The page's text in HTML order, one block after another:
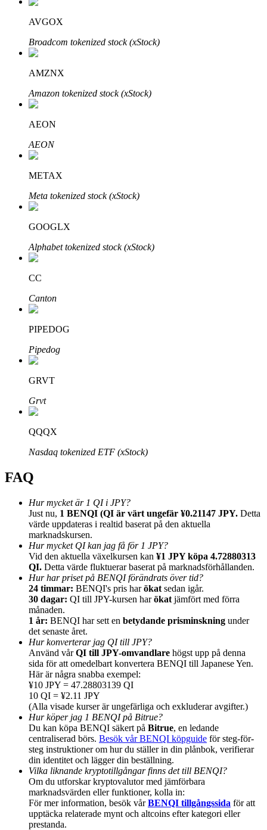
Auto Invest
Ta långsiktig vinst och flexibla intressen
Lär dig Staking
Bitrue Affiliates
Upp till 65% provision!
Hänvisning
Bjud in en vän för att få kontantbelöningar
BTC Welcome Rewards
BTC Welcome Rewards
Deposit & Trade BTC to Share 25000 USDT prize pool!
AVGOX
Broadcom tokenized stock (xStock)
AMZNX
Amazon tokenized stock (xStock)
AEON
AEON
METAX
Meta tokenized stock (xStock)
GOOGLX
Alphabet tokenized stock (xStock)
CC
Canton
PIPEDOG
Pipedog
GRVT
Grvt
QQQX
Nasdaq tokenized ETF (xStock)
FAQ
Hur mycket är 1 QI i JPY?
Just nu, 1 BENQI (QI är värt ungefär ¥0.21147 JPY. Detta
värde uppdateras i realtid baserat på den aktuella
marknadskursen.
Hur mycket QI kan jag få för 1 JPY?
Vid den aktuella växelkursen kan ¥1 JPY köpa 4.72880313
QI. Detta värde fluktuerar baserat på marknadsförhållanden.
Hur har priset på BENQI förändrats över tid?
24 timmar: BENQI's pris harökat sedan igår.
30 dagar: QI till JPY-kursen harökat jämfört med förra
månaden.
1 år: BENQI har sett en betydande prisminskning under
det senaste året.
Hur konverterar jag QI till JPY?
Använd vårQI till JPY-omvandlare högst upp på denna
sida för att omedelbart konvertera BENQI till Japanese Yen.
Här är några snabba exempel:
¥10 JPY = 47.28803139 QI
10 QI = ¥2.11 JPY
(Alla visade kurser är ungefärliga och exkluderar avgifter.)
Hur köper jag 1 BENQI på Bitrue?
Du kan köpa BENQI säkert på Bitrue, en ledande
centraliserad börs. Besök vår BENQI köpguide för steg-för-
steg instruktioner om hur du ställer in din plånbok, verifierar
din identitet och lägger din beställning.
Vilka liknande kryptotillgångar finns det till BENQI?
Om du utforskar kryptovalutor med jämförbara
marknadsvärden eller funktioner, kolla in:
För mer information, besök vårBENQI tillgångssida för att
upptäcka relaterade mynt och altcoins efter kategori eller
prestanda.